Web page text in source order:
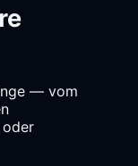
— vom
oder